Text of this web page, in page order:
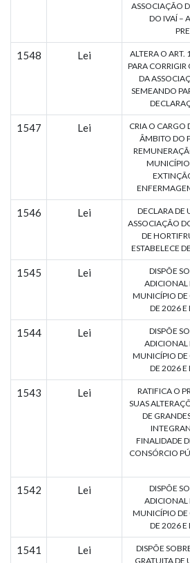
ASSOCIAÇÃO
DO IVAÍ –
1548 Lei
ALTERA O ART.
PARA
DA
SEMEANDO
1547 Lei
CRIA O CARGO
ÂMBITO DO
MUNICÍPIO
1546 Lei
DECLARA DE
ASSOCIAÇÃO
DE
ESTABELECE
1545 Lei
DISPÕE
ADICIONAL
MUNICÍPIO DE
DE 2026 E
1544 Lei
DISPÕE
ADICIONAL
MUNICÍPIO DE
DE 2026 E
1543 Lei
RATIFICA O
SUAS
DE
FINALIDADE
CONSÓRCIO
1542 Lei
DISPÕE
ADICIONAL
MUNICÍPIO DE
DE 2026 E
1541 Lei
DISPÕE
GRATUITA DE